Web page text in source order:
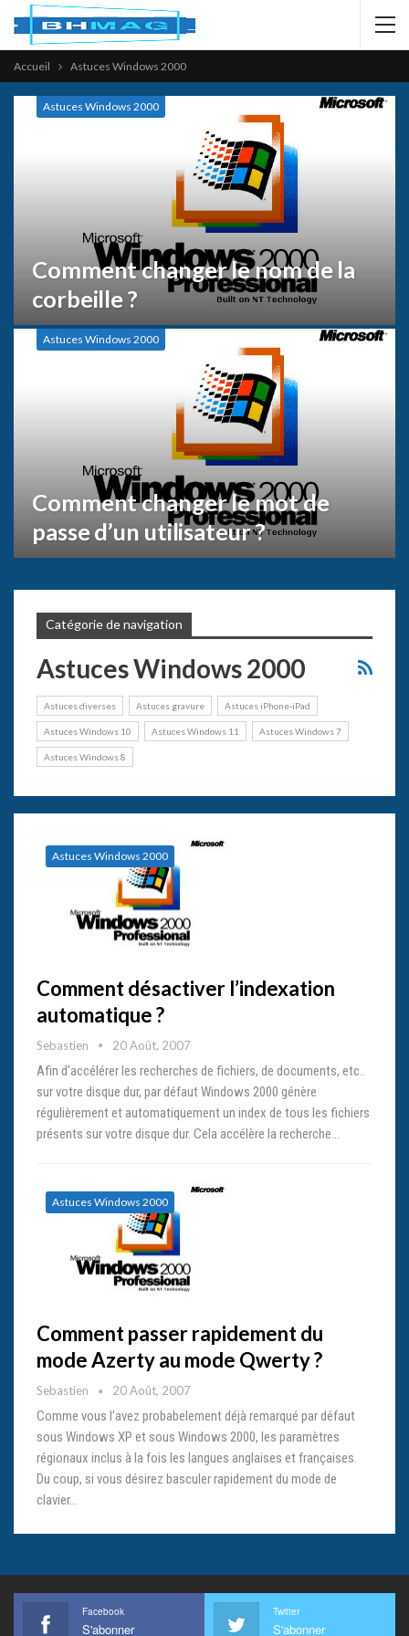
Accueil Astuces Windows 2000
Astuces Windows 2000
Comment changer le nom de la
corbeille ?
Astuces Windows 2000
Comment changer le mot de
passe d’un utilisateur ?
Catégorie de navigation
Astuces Windows 2000
Astuces diverses Astuces gravure Astuces iPhone-iPad
Astuces Windows 10 Astuces Windows 11 Astuces Windows 7
Astuces Windows 8
Astuces Windows 2000
Comment désactiver l’indexation
automatique ?
Sebastien 20 Août, 2007
Afin d'accélérer les recherches de fichiers, de documents, etc..
sur votre disque dur, par défaut Windows 2000 génère
régulièrement et automatiquement un index de tous les fichiers
présents sur votre disque dur. Cela accélère la recherche…
Astuces Windows 2000
Comment passer rapidement du
mode Azerty au mode Qwerty ?
Sebastien 20 Août, 2007
Comme vous l'avez probabelement déjà remarqué par défaut
sous Windows XP et sous Windows 2000, les paramètres
régionaux inclus à la fois les langues anglaises et françaises.
Du coup, si vous désirez basculer rapidement du mode de
clavier…
Facebook
S'abonner
Twitter
S'abonner